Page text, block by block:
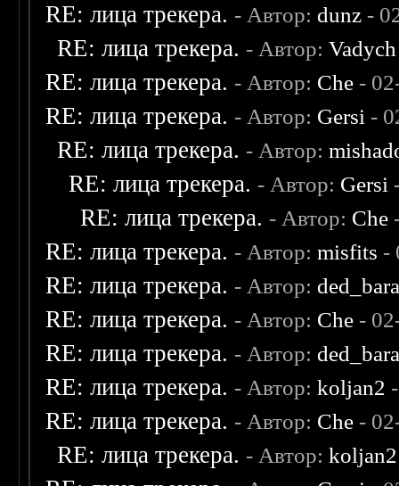
RE: лица трекера. - Автор: dunz -
RE: лица трекера. - Автор:Vadych
RE: лица трекера. - Автор: Che -
RE: лица трекера. - Автор: Gersi -
RE: лица трекера. - Автор:
RE: лица трекера. - Автор: Gersi
RE: лица трекера. - Автор: Che
RE: лица трекера. - Автор:misfits -
RE: лица трекера. - Автор:
RE: лица трекера. - Автор: Che -
RE: лица трекера. - Автор:
RE: лица трекера. - Автор:koljan2
RE: лица трекера. - Автор: Che -
RE: лица трекера. - Автор:koljan2